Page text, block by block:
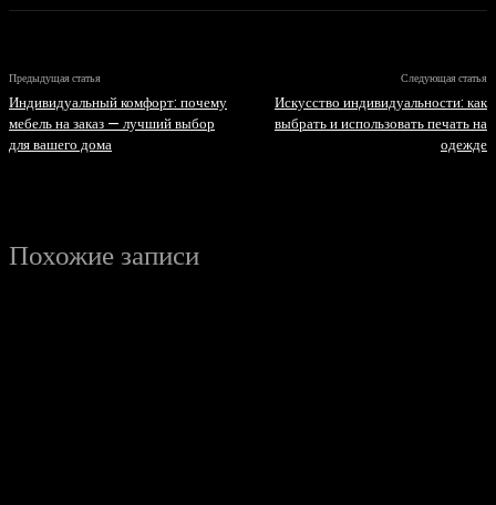
Предыдущая статья
Индивидуальный комфорт: почему
мебель на заказ — лучший выбор
для вашего дома
Следующая статья
Искусство индивидуальности: как
выбрать и использовать печать на
одежде
Похожие записи